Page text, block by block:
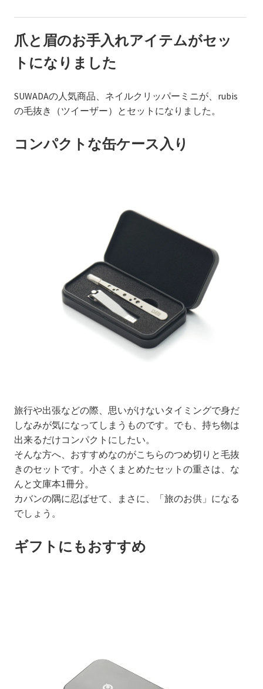
爪と眉のお手入れアイテムがセッ
トになりました
SUWADAの人気商品、ネイルクリッパーミニが、rubis
の毛抜き（ツイーザー）とセットになりました。
コンパクトな缶ケース入り
旅行や出張などの際、思いがけないタイミングで身だ
しなみが気になってしまうものです。でも、持ち物は
出来るだけコンパクトにしたい。
そんな方へ、おすすめなのがこちらのつめ切りと毛抜
きのセットです。小さくまとめたセットの重さは、な
んと文庫本1冊分。
カバンの隅に忍ばせて、まさに、「旅のお供」になる
でしょう。
ギフトにもおすすめ